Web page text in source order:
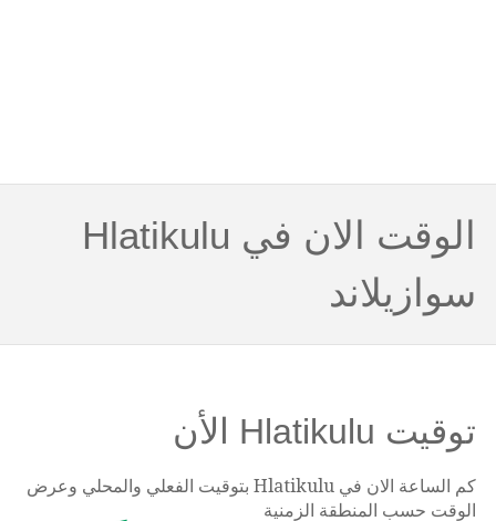
الوقت الان في Hlatikulu
سوازيلاند
توقيت Hlatikulu الأن
كم الساعة الان في Hlatikulu بتوقيت الفعلي والمحلي وعرض
الوقت حسب المنطقة الزمنية